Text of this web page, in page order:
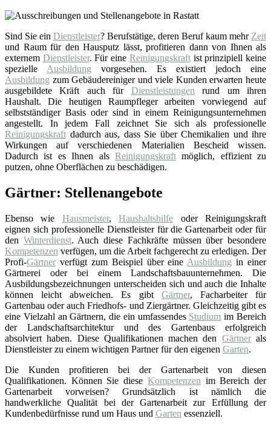
Sind Sie ein Dienstleister? Berufstätige, deren Beruf kaum mehr Zeit
und Raum für den Hausputz lässt, profitieren dann von Ihnen als
externem Dienstleister. Für eine Reinigungskraftist prinzipiell keine
spezielle Ausbildung vorgesehen. Es existiert jedoch eine
Ausbildung zum Gebäudereiniger und viele Kunden erwarten heute
ausgebildete Kräft auch für Dienstleistungen rund um ihren
Haushalt. Die heutigen Raumpfleger arbeiten vorwiegend auf
selbstständiger Basis oder sind in einem Reinigungsunternehmen
angestellt. In jedem Fall zeichnet Sie sich als professionelle
Reinigungskraft dadurch aus, dass Sie über Chemikalien und ihre
Wirkungen auf verschiedenen Materialien Bescheid wissen.
Dadurch ist es Ihnen als Reinigungskraftmöglich, effizient zu
putzen, ohne Oberflächen zu beschädigen.
Gärtner: Stellenangebote
Ebenso wie Hausmeister,Haushaltshilfe oder Reinigungskraft
eignen sich professionelle Dienstleister für die Gartenarbeit oder für
den Winterdienst. Auch diese Fachkräfte müssen über besondere
Kompetenzen verfügen, um die Arbeit fachgerecht zu erledigen. Der
Profi-Gärtner verfügt zum Beispiel über eine Ausbildung in einer
Gärtnerei oder bei einem Landschaftsbauunternehmen. Die
Ausbildungsbezeichnungen unterscheiden sich und auch die Inhalte
können leicht abweichen. Es gibt Gärtner, Facharbeiter für
Gartenbau oder auch Friedhofs- und Ziergärtner. Gleichzeitig gibt es
eine Vielzahl an Gärtnern, die ein umfassendes Studium im Bereich
der Landschaftsarchitektur und des Gartenbaus erfolgreich
absolviert haben. Diese Qualifikationen machen den Gärtnerals
Dienstleister zu einem wichtigen Partner für den eigenen Garten.
Die Kunden profitieren bei der Gartenarbeit von diesen
Qualifikationen. Können Sie diese Kompetenzen im Bereich der
Gartenarbeit vorweisen? Grundsätzlich ist nämlich die
handwerkliche Qualität bei der Gartenarbeit zur Erfüllung der
Kundenbedürfnisse rund um Haus und Garten essenziell.